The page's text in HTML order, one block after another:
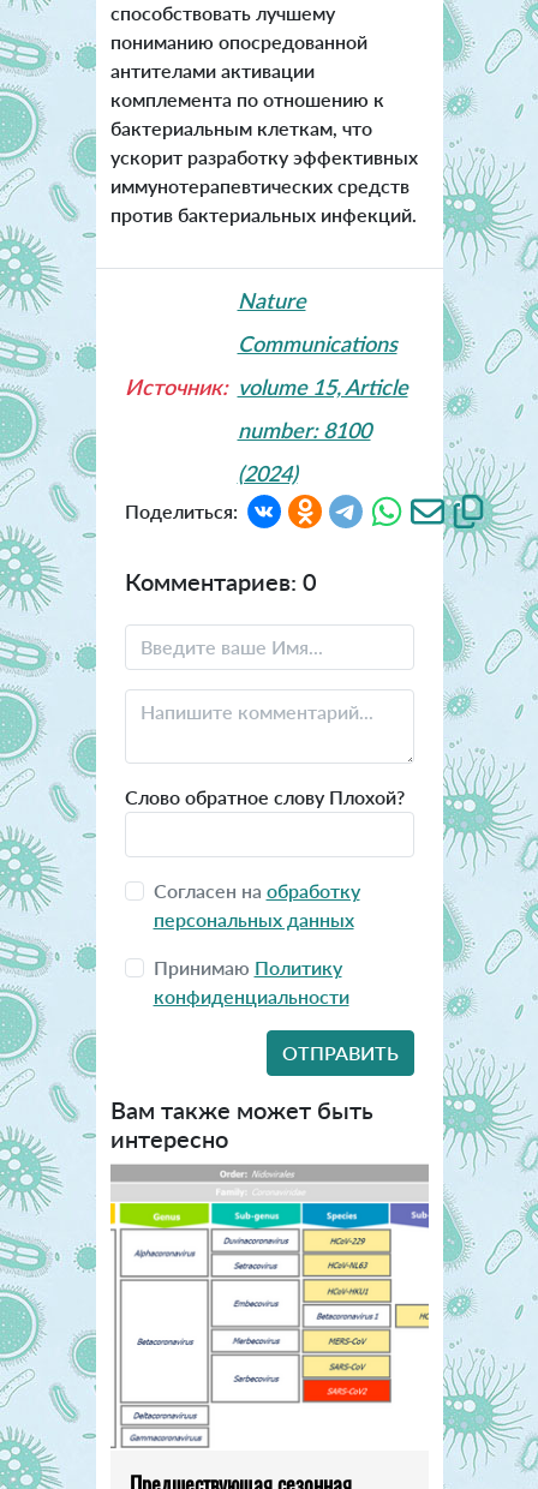
способствовать лучшему
пониманию опосредованной
антителами активации
комплемента по отношению к
бактериальным клеткам, что
ускорит разработку эффективных
иммунотерапевтических средств
против бактериальных инфекций.
Источник:
Nature
Communications
volume 15, Article
number: 8100
(2024)
Поделиться:
Комментариев: 0
Слово обратное слову Плохой?
Согласен на обработку
персональных данных
Принимаю Политику
конфиденциальности
Вам также может быть
интересно